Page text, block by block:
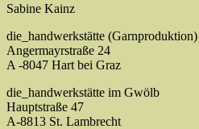
Sabine Kainz
die_handwerkstätte (Garnproduktion)
Angermayrstraße 24
A -8047 Hart bei Graz
die_handwerkstätte im Gwölb
Hauptstraße 47
A-8813 St. Lambrecht